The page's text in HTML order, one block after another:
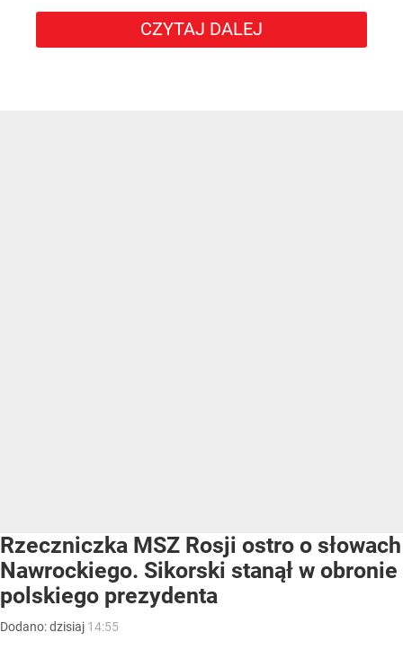
CZYTAJ DALEJ
Rzeczniczka MSZ Rosji ostro o słowach
Nawrockiego. Sikorski stanął w obronie
polskiego prezydenta
Dodano:dzisiaj 14:55